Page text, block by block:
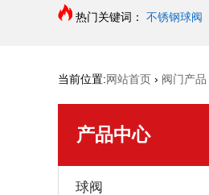
热门关键词： 不锈钢球阀
当前位置:网站首页 › 阀门产品
产品中心
球阀